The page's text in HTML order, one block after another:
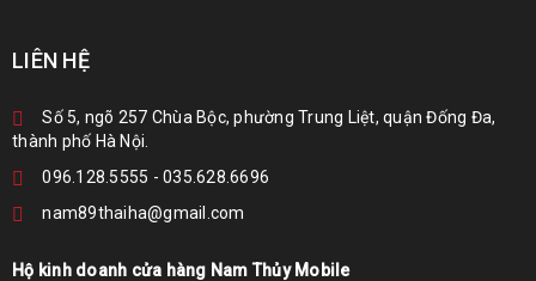
LIÊN HỆ
Số 5, ngõ 257 Chùa Bộc, phường Trung Liệt, quận Đống Đa,
thành phố Hà Nội.
096.128.5555 - 035.628.6696
nam89thaiha@gmail.com
Hộ kinh doanh cửa hàng Nam Thủy Mobile